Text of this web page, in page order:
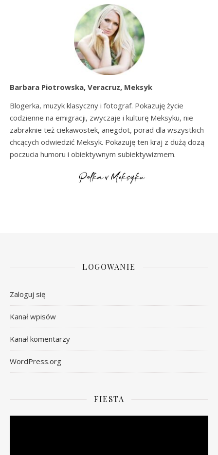
Barbara Piotrowska, Veracruz, Meksyk
Blogerka, muzyk klasyczny i fotograf. Pokazuję życie
codzienne na emigracji, zwyczaje i kulturę Meksyku, nie
zabraknie też ciekawostek, anegdot, porad dla wszystkich
chcących odwiedzić Meksyk. Pokazuję ten kraj z dużą dozą
poczucia humoru i obiektywnym subiektywizmem.
LOGOWANIE
Zaloguj się
Kanał wpisów
Kanał komentarzy
WordPress.org
FIESTA